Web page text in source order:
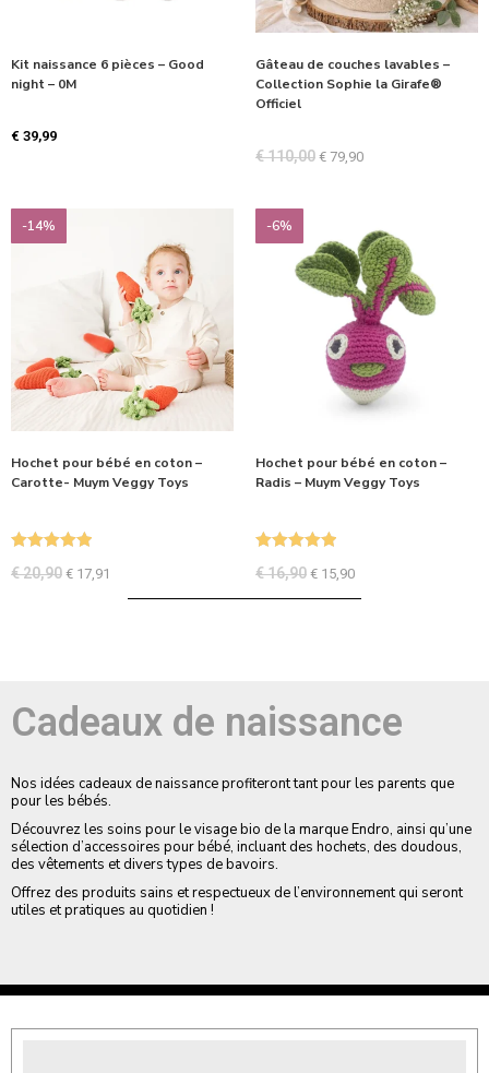
Kit naissance 6 pièces – Good
night – 0M
€ 39,99
Gâteau de couches lavables –
Collection Sophie la Girafe®
Officiel
€110,00 € 79,90
-14%
Hochet pour bébé en coton –
Carotte- Muym Veggy Toys
€20,90 € 17,91
-6%
Hochet pour bébé en coton –
Radis – Muym Veggy Toys
€16,90 € 15,90
Cadeaux de naissance
Nos idées cadeaux de naissance profiteront tant pour les parents que
pour les bébés.
Découvrez les soins pour le visage bio de la marque Endro, ainsi qu’une
sélection d’accessoires pour bébé, incluant des hochets, des doudous,
des vêtements et divers types de bavoirs.
Offrez des produits sains et respectueux de l’environnement qui seront
utiles et pratiques au quotidien !